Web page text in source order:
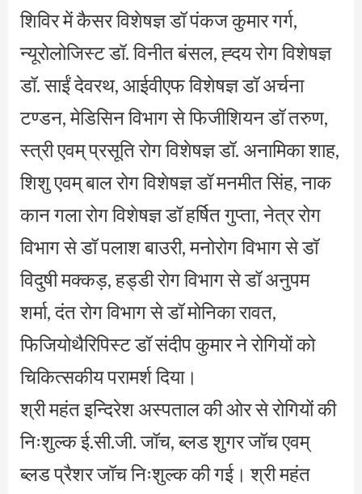
शिविर में कैसर विशेषज्ञ डॉ पंकज कुमार गर्ग,
न्यूरोलोजिस्ट डॉ. विनीत बंसल, ह्दय रोग विशेषज्ञ
डॉ. साईं देवरथ, आईवीएफ विशेषज्ञ डॉ अर्चना
टण्डन, मेडिसिन विभाग से फिजीशियन डॉ तरुण,
स्त्री एवम् प्रसूति रोग विशेषज्ञ डॉ. अनामिका शाह,
शिशु एवम् बाल रोग विशेषज्ञ डॉ मनमीत सिंह, नाक
कान गला रोग विशेषज्ञ डॉ हर्षित गुप्ता, नेत्र रोग
विभाग से डॉ पलाश बाउरी, मनोरोग विभाग से डॉ
विदुषी मक्कड़, हड्डी रोग विभाग से डॉ अनुपम
शर्मा, दंत रोग विभाग से डॉ मोनिका रावत,
फिजियोथैरिपिस्ट डॉ संदीप कुमार ने रोगियों को
चिकित्सकीय परामर्श दिया।
श्री महंत इन्दिरेश अस्पताल की ओर से रोगियों की
निःशुल्क ई.सी.जी. जॉच, ब्लड शुगर जॉच एवम्
ब्लड प्रैशर जॉच निःशुल्क की गई। श्री महंत